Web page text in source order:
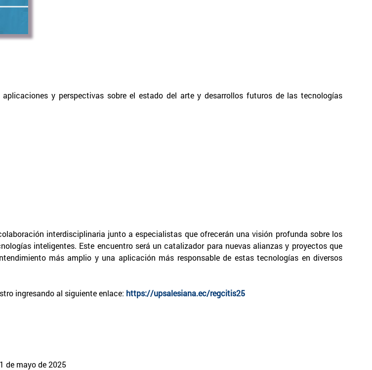
y perspectivas sobre el estado del arte y desarrollos futuros de las tecnologías
interdisciplinaria junto a especialistas que ofrecerán una visión profunda sobre los
inteligentes. Este encuentro será un catalizador para nuevas alianzas y proyectos que
más amplio y una aplicación más responsable de estas tecnologías en diversos
ingresando al siguiente enlace: https://upsalesiana.ec/regcitis25
de mayo de 2025